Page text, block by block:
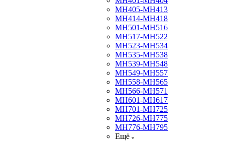
МН405-МН413
МН414-МН418
МН501-МН516
МН517-МН522
МН523-МН534
МН535-МН538
МН539-МН548
МН549-МН557
МН558-МН565
МН566-МН571
МН601-МН617
МН701-МН725
МН726-МН775
МН776-МН795
Ещё